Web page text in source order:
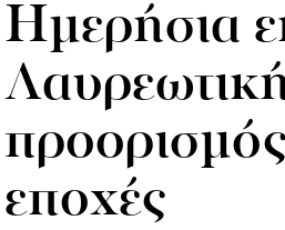
Ημερήσια
προορισμός
εποχές